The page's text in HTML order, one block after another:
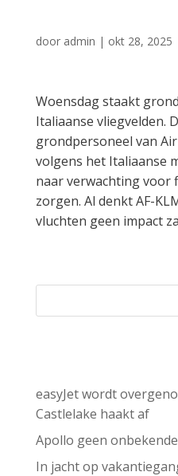
door admin | okt 28, 2025
Woensdag staakt
Italiaanse vliegvelden.
grondpersoneel van
volgens het Italiaanse
naar verwachting voor
zorgen. Al denkt AF-
vluchten geen impact
easyJet wordt
Castlelake haakt af
Apollo geen
In jacht op